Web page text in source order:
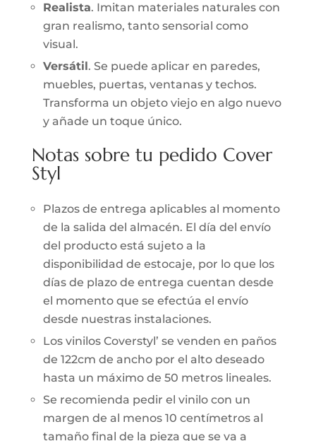
Realista. Imitan materiales naturales con
gran realismo, tanto sensorial como
visual.
Versátil . Se puede aplicar en paredes,
muebles, puertas, ventanas y techos.
Transforma un objeto viejo en algo nuevo
y añade un toque único.
Notas sobre tu pedido Cover
Styl
Plazos de entrega aplicables al momento
de la salida del almacén. El día del envío
del producto está sujeto a la
disponibilidad de estocaje, por lo que los
días de plazo de entrega cuentan desde
el momento que se efectúa el envío
desde nuestras instalaciones.
Los vinilos Coverstyl’ se venden en paños
de 122cm de ancho por el alto deseado
hasta un máximo de 50 metros lineales.
Se recomienda pedir el vinilo con un
margen de al menos 10 centímetros al
tamaño final de la pieza que se va a